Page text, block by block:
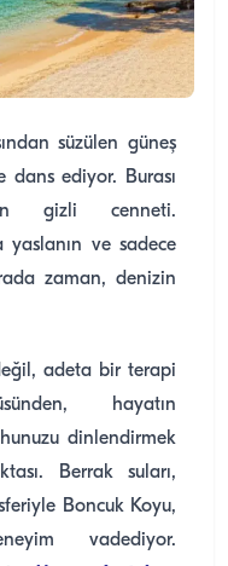
süzülen güneş
dans ediyor. Burası
gizli cenneti.
yaslanın ve sadece
zaman, denizin
adeta bir terapi
hayatın
dinlendirmek
Berrak suları,
Boncuk Koyu,
vadediyor.